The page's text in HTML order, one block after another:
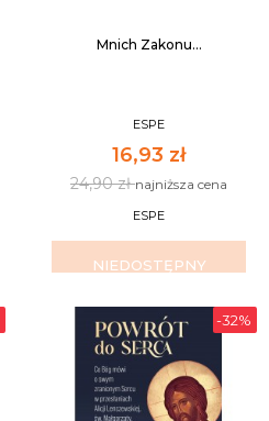
Mnich Zakonu...
ESPE
16,93 zł
24,90 złnajniższa cena
ESPE
NIEDOSTĘPNY
-32%